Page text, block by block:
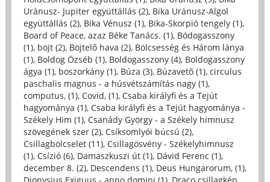
Uránusz- Jupiter együttállás (2), Bika Uránusz-Algol
együttállás (2), Bika Vénusz (1), Bika-Skorpió tengely (1),
Board of Peace, azaz Béke Tanács. (1), Bódogasszony
(1), böjt (2), Böjtelő hava (2), Bölcsesség és Három lánya
(1), Boldog Özséb (1), Boldogasszony (4), Boldogasszony
ágya (1), boszorkány (1), Búza (3), Búzavető (1), circulus
paschalis magnus - a húsvétszámítás nagy (1),
computus, (1), Covid, (1), Csaba királyfi és a Tejút
hagyománya (1), Csaba királyfi és a Tejút hagyománya -
Székely Him (1), Csanády György - a Székely himnusz
szövegének szer (2), Csíksomlyói búcsú (2),
Csillagbölcselet (11), Csillagösvény - Székelyhimnusz
(1), Csízió (6), Damaszkuszi út (1), Dávid Ferenc (1),
december 8. (2), Descendens (1), Deus Hungarorum, (1),